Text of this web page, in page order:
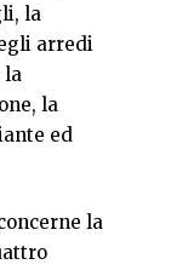
la
arredi
la
la
ed
la